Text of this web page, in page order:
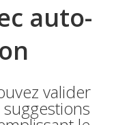
auto-
valider